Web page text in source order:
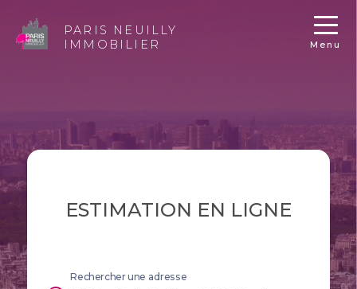
PARIS NEUILLY
IMMOBILIER
Menu
ESTIMATION EN LIGNE
Rechercher une adresse